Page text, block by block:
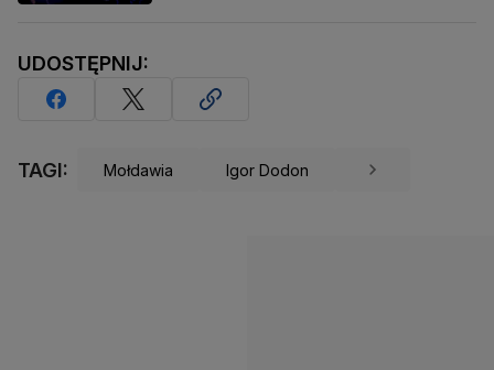
UDOSTĘPNIJ:
TAGI: Mołdawia Igor Dodon